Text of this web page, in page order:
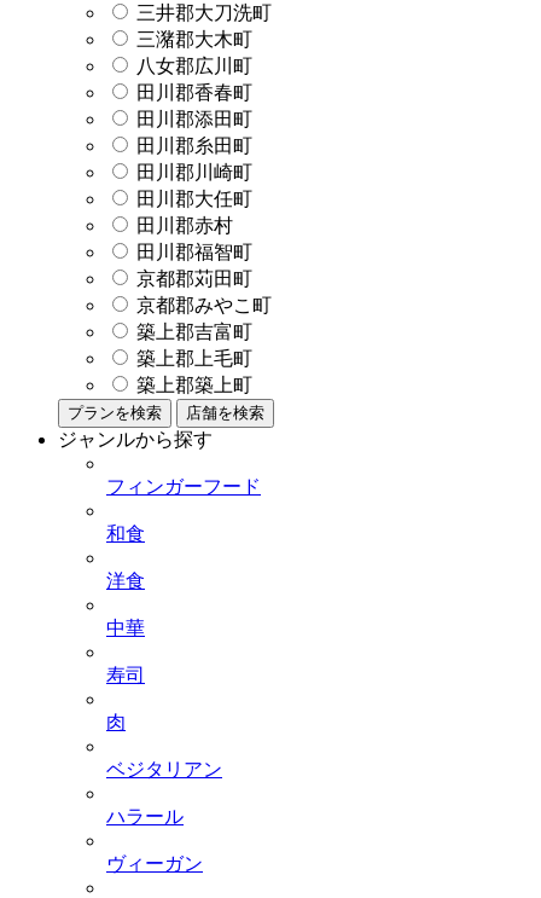
三井郡大刀洗町
三潴郡大木町
八女郡広川町
田川郡香春町
田川郡添田町
田川郡糸田町
田川郡川崎町
田川郡大任町
田川郡赤村
田川郡福智町
京都郡苅田町
京都郡みやこ町
築上郡吉富町
築上郡上毛町
築上郡築上町
プランを検索 店舗を検索
ジャンルから探す
フィンガーフード
和食
洋食
中華
寿司
肉
ベジタリアン
ハラール
ヴィーガン